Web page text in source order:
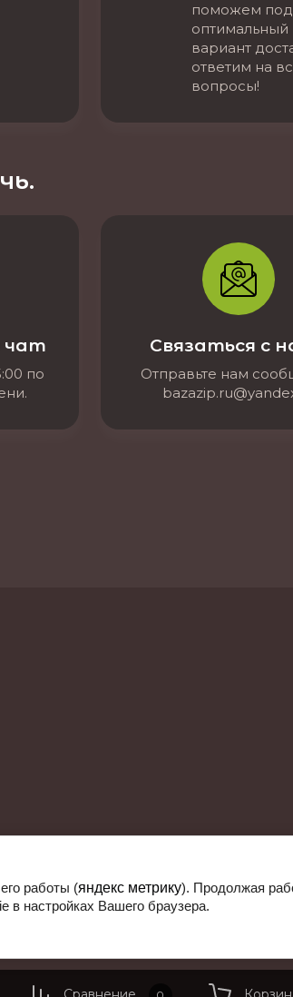
поможем
оптимальный
вариант
ответим на
вопросы!
чат
по
Связаться с
Отправьте нам
работы (яндекс метрику). Продолжая
настройках Вашего браузера.